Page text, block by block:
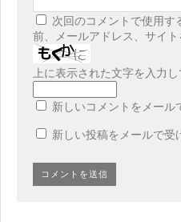
次回のコメントで使用す
前、メールアドレス、サイト
上に表示された文字を入力し
新しいコメントをメール
新しい投稿をメールで受